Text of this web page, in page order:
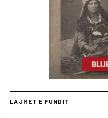
LAJMET E FUNDIT